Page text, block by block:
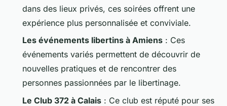
dans des lieux privés, ces soirées offrent une
expérience plus personnalisée et conviviale.
Les événements libertins à Amiens : Ces
événements variés permettent de découvrir de
nouvelles pratiques et de rencontrer des
personnes passionnées par le libertinage.
Le Club 372 à Calais : Ce club est réputé pour ses